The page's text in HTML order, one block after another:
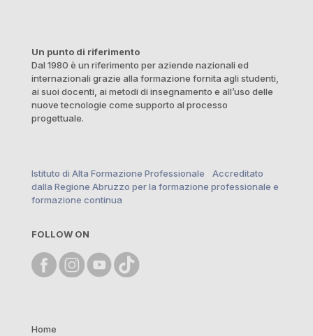
Un punto di riferimento
Dal 1980 è un riferimento per aziende nazionali ed
internazionali grazie alla formazione fornita agli studenti,
ai suoi docenti, ai metodi di insegnamento e all’uso delle
nuove tecnologie come supporto al processo
progettuale.
Istituto di Alta Formazione Professionale Accreditato
dalla Regione Abruzzo per la formazione professionale e
formazione continua
FOLLOW ON
Home